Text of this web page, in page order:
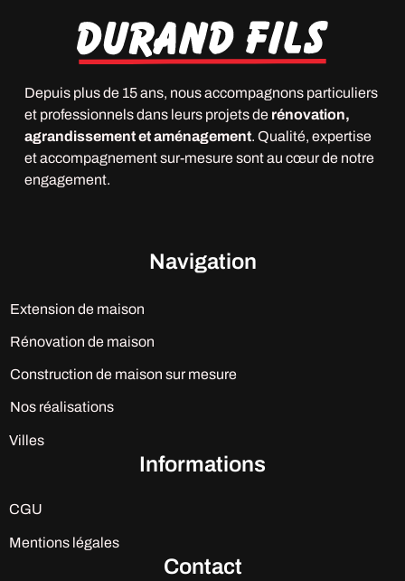
Depuis plus de 15 ans, nous accompagnons particuliers
et professionnels dans leurs projets de rénovation,
agrandissement et aménagement. Qualité, expertise
et accompagnement sur-mesure sont au cœur de notre
engagement.
Navigation
Extension de maison
Rénovation de maison
Construction de maison sur mesure
Nos réalisations
Villes
Informations
CGU
Mentions légales
Contact